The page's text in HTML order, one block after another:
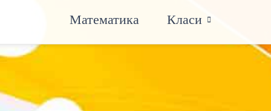
Математика Класи